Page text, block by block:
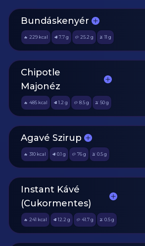
Bundáskenyér
🔥 229 kcal 🥩 7.7g 🥔 25.2 g 🫒 11 g
Chipotle
Majonéz
🔥 485 kcal 🥩 1.2 g 🥔 8.5 g 🫒 50g
Agavé Szirup
🔥 310 kcal 🥩 0.1 g 🥔 76 g 🫒 0.5g
Instant Kávé
(Cukormentes)
🔥 241 kcal 🥩 12.2 g 🥔 41.7 g 🫒 0.5g